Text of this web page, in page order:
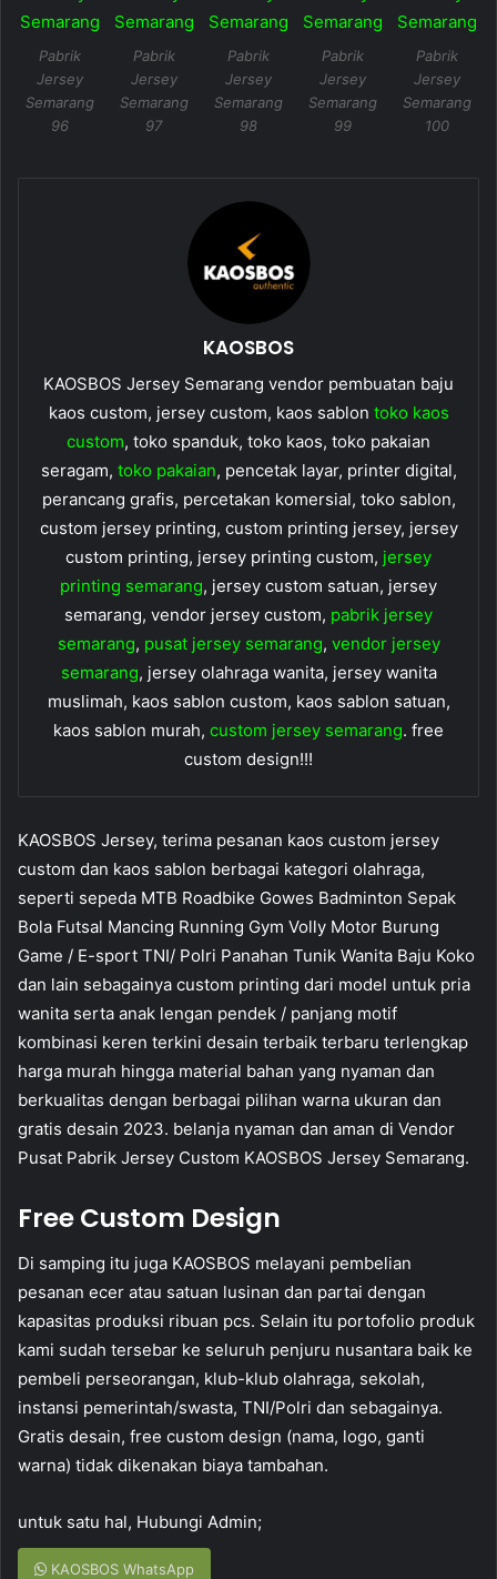
Pabrik
Jersey
Semarang
96
Pabrik
Jersey
Semarang
97
Pabrik
Jersey
Semarang
98
Pabrik
Jersey
Semarang
99
Pabrik
Jersey
Semarang
100
KAOSBOS
KAOSBOS Jersey Semarang vendor pembuatan baju
kaos custom, jersey custom, kaos sablon toko kaos
custom, toko spanduk, toko kaos, toko pakaian
seragam, toko pakaian, pencetak layar, printer digital,
perancang grafis, percetakan komersial, toko sablon,
custom jersey printing, custom printing jersey, jersey
custom printing, jersey printing custom, jersey
printing semarang, jersey custom satuan, jersey
semarang, vendor jersey custom, pabrik jersey
semarang, pusat jersey semarang, vendor jersey
semarang, jersey olahraga wanita, jersey wanita
muslimah, kaos sablon custom, kaos sablon satuan,
kaos sablon murah, custom jersey semarang. free
custom design!!!
KAOSBOS Jersey, terima pesanan kaos custom jersey
custom dan kaos sablon berbagai kategori olahraga,
seperti sepeda MTB Roadbike Gowes Badminton Sepak
Bola Futsal Mancing Running Gym Volly Motor Burung
Game / E-sport TNI/ Polri Panahan Tunik Wanita Baju Koko
dan lain sebagainya custom printing dari model untuk pria
wanita serta anak lengan pendek / panjang motif
kombinasi keren terkini desain terbaik terbaru terlengkap
harga murah hingga material bahan yang nyaman dan
berkualitas dengan berbagai pilihan warna ukuran dan
gratis desain 2023. belanja nyaman dan aman di Vendor
Pusat Pabrik Jersey Custom KAOSBOS Jersey Semarang.
Free Custom Design
Di samping itu juga KAOSBOS melayani pembelian
pesanan ecer atau satuan lusinan dan partai dengan
kapasitas produksi ribuan pcs. Selain itu portofolio produk
kami sudah tersebar ke seluruh penjuru nusantara baik ke
pembeli perseorangan, klub-klub olahraga, sekolah,
instansi pemerintah/swasta, TNI/Polri dan sebagainya.
Gratis desain, free custom design (nama, logo, ganti
warna) tidak dikenakan biaya tambahan.
untuk satu hal, Hubungi Admin;
KAOSBOS WhatsApp